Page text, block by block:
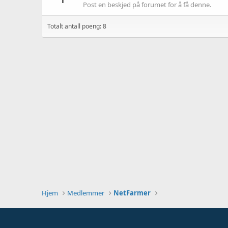
Post en beskjed på forumet for å få denne.
Totalt antall poeng: 8
Hjem Medlemmer NetFarmer